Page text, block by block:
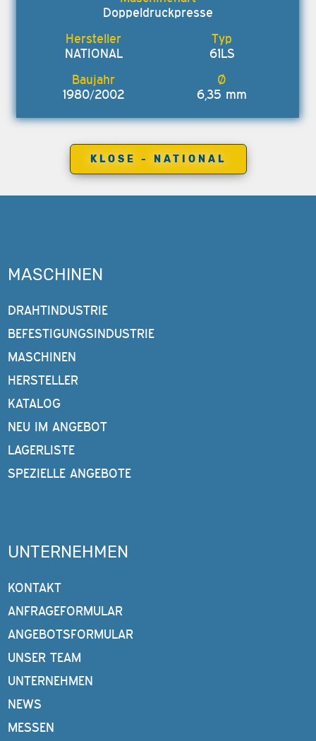
Doppeldruckpresse
NATIONAL 61LS
1980/2002 6,35 mm
KLOSE - NATIONAL
MASCHINEN
DRAHTINDUSTRIE
BEFESTIGUNGSINDUSTRIE
MASCHINEN
HERSTELLER
KATALOG
NEU IM ANGEBOT
LAGERLISTE
SPEZIELLE ANGEBOTE
UNTERNEHMEN
KONTAKT
ANFRAGEFORMULAR
ANGEBOTSFORMULAR
UNSER TEAM
UNTERNEHMEN
NEWS
MESSEN